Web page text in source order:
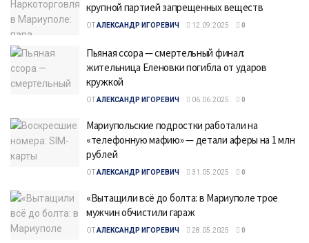
крупной партией запрещенных веществ
ОТАЛЕКСАНДР ИГОРЕВИЧ 12.09.2025 0
Пьяная ссора — смертельный финал:
жительница Еленовки погибла от ударов
кружкой
ОТАЛЕКСАНДР ИГОРЕВИЧ 06.06.2025 0
Мариупольские подростки работали на
«телефонную мафию» — детали аферы на 1 млн
рублей
ОТАЛЕКСАНДР ИГОРЕВИЧ 31.05.2025 0
«Вытащили всё до болта: в Мариуполе трое
мужчин обчистили гараж
ОТАЛЕКСАНДР ИГОРЕВИЧ 28.05.2025 0